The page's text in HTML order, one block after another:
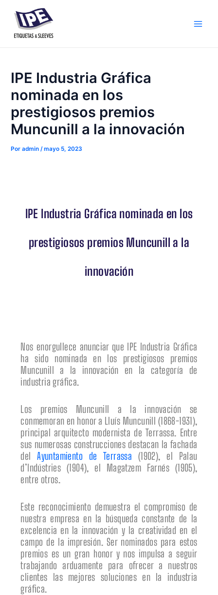
contenido
IPE Industria Gráfica
nominada en los
prestigiosos premios
Muncunill a la innovación
Poradmin /mayo 5, 2023
IPE Industria Gráfica nominada en los
prestigiosos premios Muncunill a la
innovación
Nos enorgullece anunciar que IPE Industria Gráfica
ha sido nominada en los prestigiosos premios
Muncunill a la innovación en la categoría de
industria gráfica.
Los premios Muncunill a la innovación se
conmemoran en honor a Lluís Muncunill (1868-1931),
principal arquitecto modernista de Terrassa. Entre
sus numerosas construcciones destacan la fachada
delAyuntamiento de Terrassa (1902), el Palau
d’Indústries (1904), el Magatzem Farnés (1905),
entre otros.
Este reconocimiento demuestra el compromiso de
nuestra empresa en la búsqueda constante de la
excelencia en la innovación y la creatividad en el
campo de la impresión. Ser nominados para estos
premios es un gran honor y nos impulsa a seguir
trabajando arduamente para ofrecer a nuestros
clientes las mejores soluciones en la industria
gráfica.
entradas